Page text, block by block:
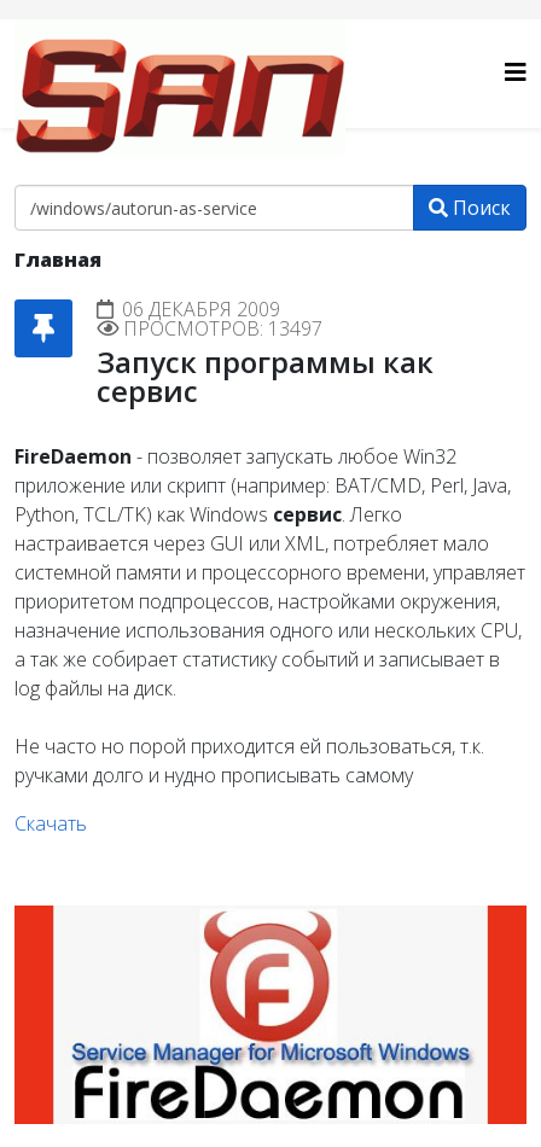
Поиск
Главная
06 ДЕКАБРЯ 2009
ПРОСМОТРОВ: 13497
Запуск программы как
сервис
FireDaemon - позволяет запускать любое Win32
приложение или скрипт (например: BAT/CMD, Perl, Java,
Python, TCL/TK) как Windows сервис. Легко
настраивается через GUI или XML, потребляет мало
системной памяти и процессорного времени, управляет
приоритетом подпроцессов, настройками окружения,
назначение использования одного или нескольких CPU,
а так же собирает статистику событий и записывает в
log файлы на диск.
Не часто но порой приходится ей пользоваться, т.к.
ручками долго и нудно прописывать самому
Скачать